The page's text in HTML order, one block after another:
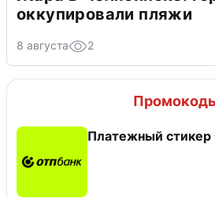
оккупировали пляжи
8 августа 2
Платежный